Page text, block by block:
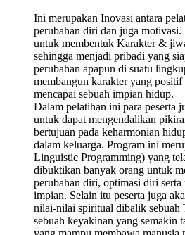
Ini merupakan Inovasi antara
perubahan diri dan juga
untuk membentuk Karakter &
sehingga menjadi pribadi yang
perubahan apapun di suatu
membangun karakter yang
mencapai sebuah impian hidup.
Dalam pelatihan ini para peserta
untuk dapat mengendalikan
bertujuan pada keharmonian
dalam keluarga. Program ini
Linguistic Programming) yang
dibuktikan banyak orang untuk
perubahan diri, optimasi diri serta
impian. Selain itu peserta juga
nilai-nilai spiritual dibalik sebuah
sebuah keyakinan yang semakin